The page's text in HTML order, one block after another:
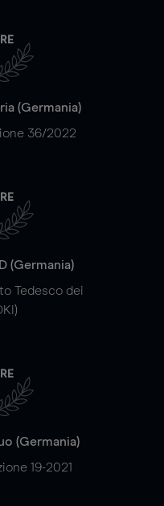
(Germania)
36/2022
(Germania)
Tedesco dei
(Germania)
19-2021